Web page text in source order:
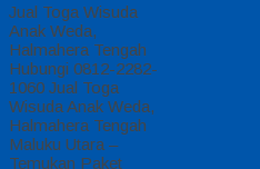
Jual Toga Wisuda
Anak Weda,
Halmahera Tengah
Hubungi 0812-2282-
1060 Jual Toga
Wisuda Anak Weda,
Halmahera Tengah
Maluku Utara –
Temukan Paket